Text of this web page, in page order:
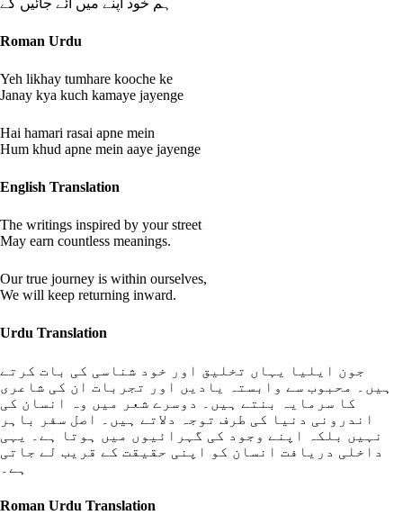
ہم خود اپنے میں آئے جائیں گے
Roman Urdu
Yeh likhay tumhare kooche ke
Janay kya kuch kamaye jayenge
Hai hamari rasai apne mein
Hum khud apne mein aaye jayenge
English Translation
The writings inspired by your street
May earn countless meanings.
Our true journey is within ourselves,
We will keep returning inward.
Urdu Translation
جون ایلیا یہاں تخلیق اور خود شناسی کی بات کرتے
ہیں۔ محبوب سے وابستہ یادیں اور تجربات ان کی شاعری
کا سرمایہ بنتے ہیں۔ دوسرے شعر میں وہ انسان کی
اندرونی دنیا کی طرف توجہ دلاتے ہیں۔ اصل سفر باہر
نہیں بلکہ اپنے وجود کی گہرائیوں میں ہوتا ہے۔ یہی
داخلی دریافت انسان کو اپنی حقیقت کے قریب لے جاتی
ہے۔
Roman Urdu Translation